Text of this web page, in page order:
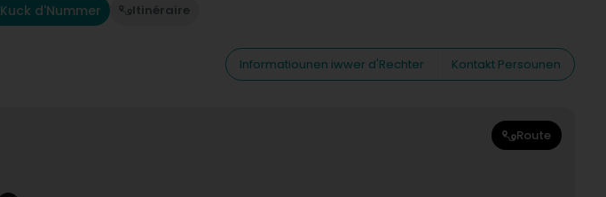
Kuck d'Nummer Itinéraire
Informatiounen iwwer d'Rechter
Kontakt Persounen
Route